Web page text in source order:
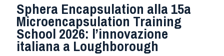
Sphera Encapsulation alla 15a
Microencapsulation Training
School 2026: l’innovazione
italiana a Loughborough